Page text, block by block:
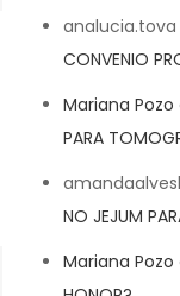
analucia.tova
CONVENIO
Mariana Pozo
PARA
NO JEJUM
Mariana Pozo